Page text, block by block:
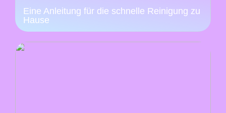
Eine Anleitung für die schnelle Reinigung zu
Hause